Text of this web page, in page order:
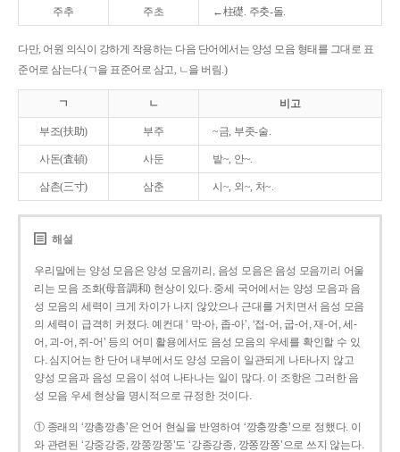
주추 주초 ←柱礎. 주춧-돌.
다만, 어원 의식이 강하게 작용하는 다음 단어에서는 양성 모음 형태를 그대로 표
준어로 삼는다.(ㄱ을 표준어로 삼고, ㄴ을 버림.)
ㄱ ㄴ 비고
부조(扶助) 부주 ~금, 부좃-술.
사돈(査頓) 사둔 밭~, 안~.
삼촌(三寸) 삼춘 시~, 외~, 처~.
해설
우리말에는 양성 모음은 양성 모음끼리, 음성 모음은 음성 모음끼리 어울
리는 모음 조화(母音調和) 현상이 있다. 중세 국어에서는 양성 모음과 음
성 모음의 세력이 크게 차이가 나지 않았으나 근대를 거치면서 음성 모음
의 세력이 급격히 커졌다. 예컨대 ‘ 막-아, 좁-아’, ‘접-어, 굽-어, 재-어, 세-
어, 괴-어, 쥐-어’ 등의 어미 활용에서도 음성 모음의 우세를 확인할 수 있
다. 심지어는 한 단어 내부에서도 양성 모음이 일관되게 나타나지 않고
양성 모음과 음성 모음이 섞여 나타나는 일이 많다. 이 조항은 그러한 음
성 모음 우세 현상을 명시적으로 규정한 것이다.
① 종래의 ‘깡총깡총’은 언어 현실을 반영하여 ‘깡충깡충’으로 정했다. 이
와 관련된 ‘강중강중, 깡쭝깡쭝’도 ‘강종강종, 깡쫑깡쫑’으로 쓰지 않는다.